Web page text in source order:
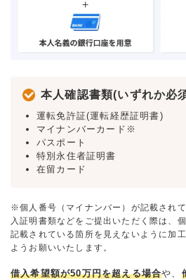
本人確認書類(いずれか必
運転免許証(運転経歴証明書)
マイナンバーカード※
パスポート
特別永住者証明書
在留カード
※個人番号（マイナンバー）が記載され
入証明書類などをご提出いただく際は、
記載されている箇所を見えないように加
ようお願いいたします。
借入希望額が50万円を超える場合や、